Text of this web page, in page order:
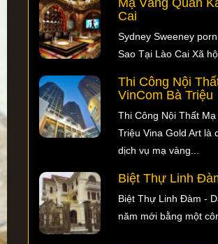
Mạ Vàng Quán
Cai
Sydney Sweeney
Sao Tại Lào Cai Xã
Thi Công Nội
VinCom Bà Triệu
Thi Công Nội Thất
Triệu Vina Gold Art là
dịch vụ mạ vàng...
Biệt Thự Linh
Biệt Thự Linh Đàm -
năm mới bằng một